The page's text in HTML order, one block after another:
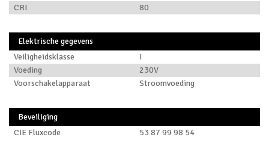
CRI
80
Elektrische gegevens
Veiligheidsklasse
I
Voeding
230V
Voorschakelapparaat
Stroomvoeding
Beveiliging
CIE Fluxcode
53 87 99 98 54